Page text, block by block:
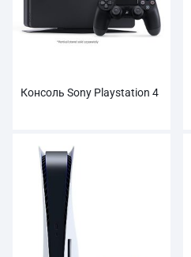
Консоль Sony Playstation 4